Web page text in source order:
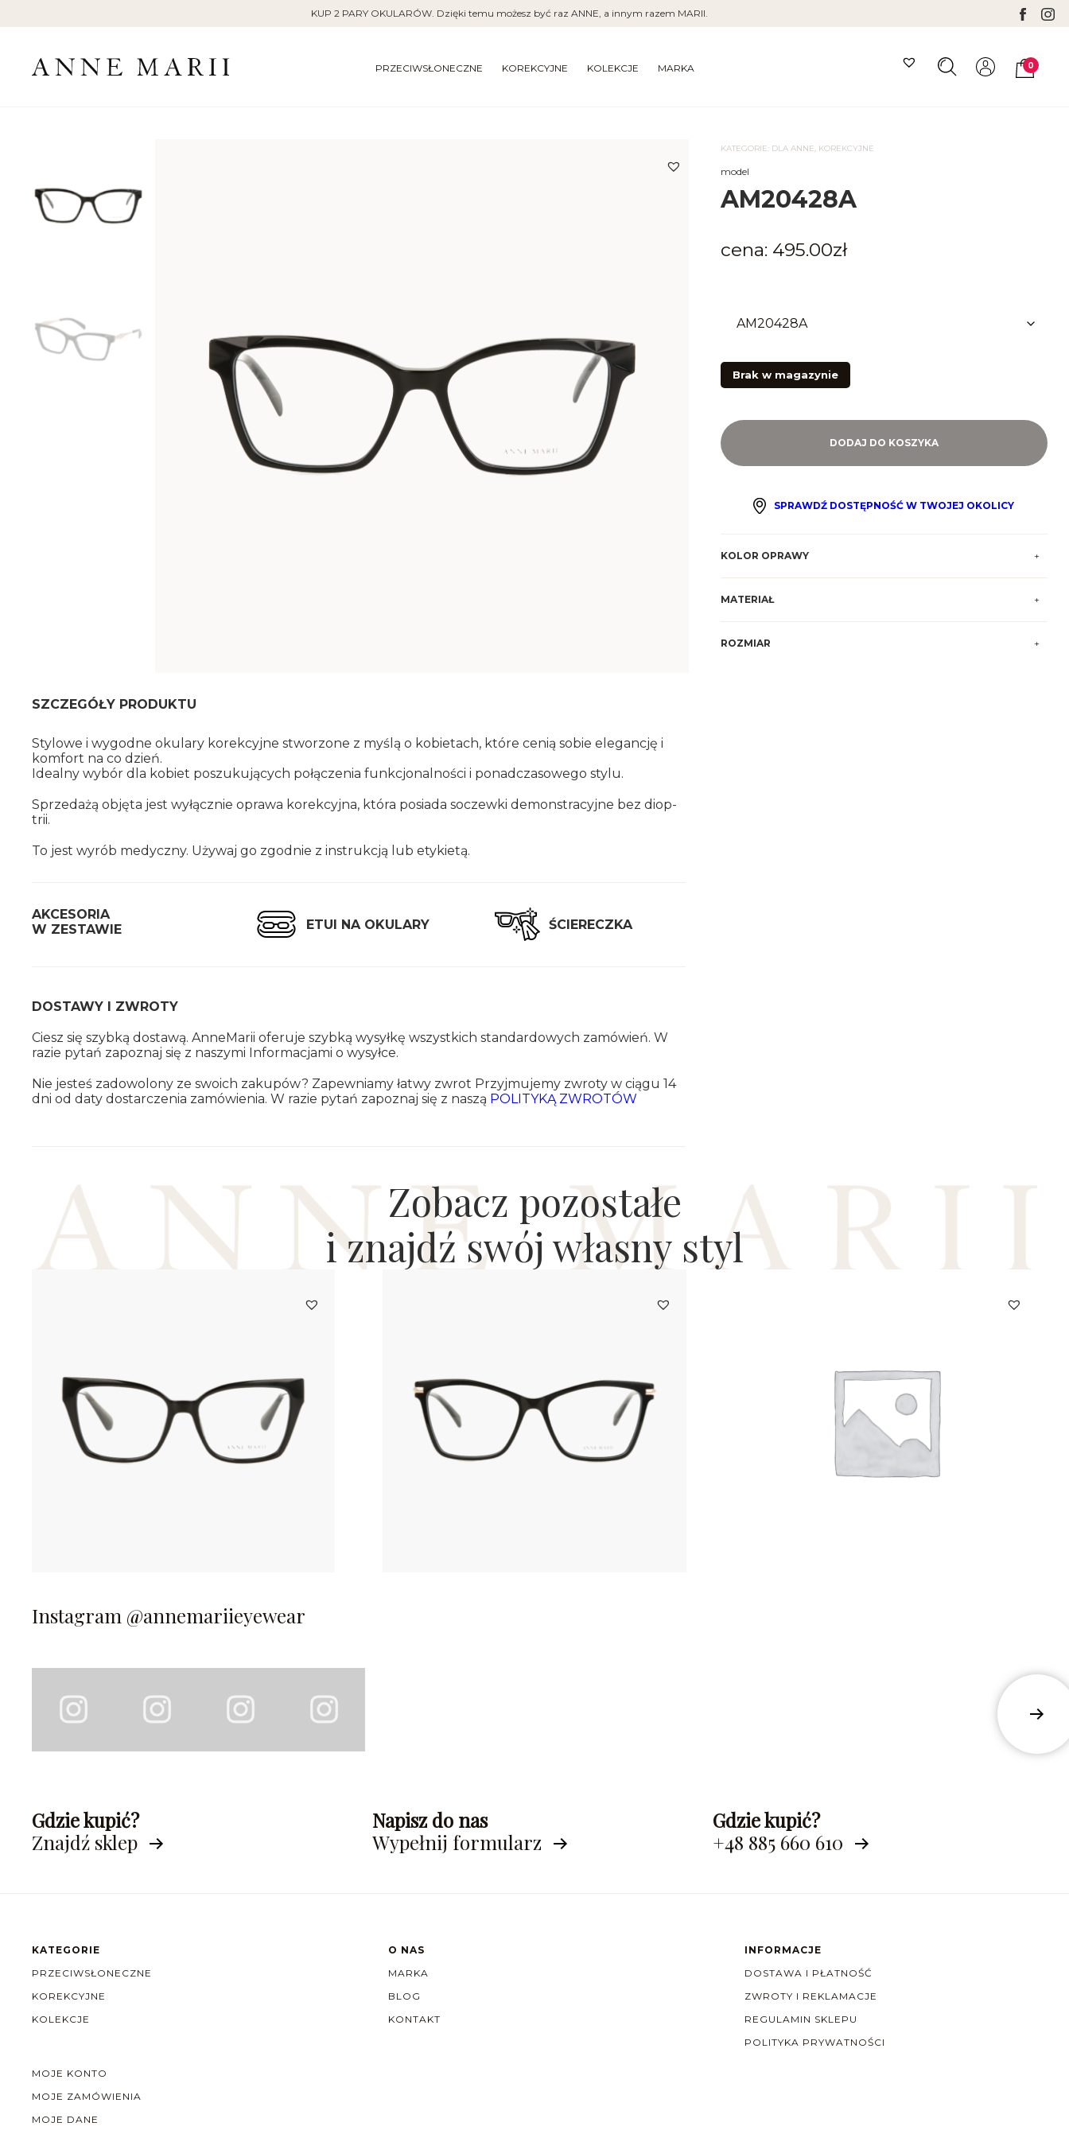
KUP 2 PARY OKULARÓW. Dzięki temu możesz być raz ANNE, a innym razem MARII.
|
ANNE
MARII
PRZECIWSŁONECZNE KOREKCYJNE KOLEKCJE MARKA
Search
0
KATEGORIE: DLA ANNE, KOREKCYJNE
model
AM20428A
cena: 495.00zł
Brak w magazynie
DODAJ DO KOSZYKA
SPRAWDŹ DOSTĘPNOŚĆ W TWOJEJ OKOLICY
KOLOR OPRAWY
MATERIAŁ
ROZMIAR
SZCZEGÓŁY PRODUKTU
Sty­lo­we i wy­god­ne oku­la­ry ko­rek­cyj­ne stwo­rzo­ne z myślą o ko­bie­tach, które cenią sobie ele­gan­cję i
kom­fort na co dzień.
Ide­al­ny wybór dla ko­biet po­szu­ku­ją­cych po­łą­cze­nia funk­cjo­nal­no­ści i po­nad­cza­so­we­go stylu.
Sprze­da­żą ob­ję­ta jest wy­łącz­nie opra­wa ko­rek­cyj­na, która po­sia­da so­czew­ki de­mon­stra­cyj­ne bez diop­
trii.
To jest wyrób me­dycz­ny. Uży­waj go zgod­nie z in­struk­cją lub ety­kie­tą.
AK­CE­SO­RIA
W ZE­STA­WIE
ETUI NA OKU­LA­RY ŚCIE­RECZ­KA
DO­STA­WY I ZWRO­TY
Ciesz się szyb­ką do­sta­wą. An­ne­Ma­rii ofe­ru­je szyb­ką wy­sył­kę wszyst­kich stan­dar­do­wych za­mó­wień. W
razie pytań za­po­znaj się z na­szy­mi In­for­ma­cja­mi o wy­sył­ce.
Nie je­steś za­do­wo­lo­ny ze swo­ich za­ku­pów? Za­pew­nia­my łatwy zwrot Przyj­mu­je­my zwro­ty w ciągu 14
dni od daty do­star­cze­nia za­mó­wie­nia. W razie pytań za­po­znaj się z naszą PO­LI­TY­KĄ ZWRO­TÓW
Zobacz pozostałe
i znajdź swój własny styl
AM20430
469.00zł
Instagram @annemariieyewear
Gdzie kupić?
Znajdź sklep
Napisz do nas
Wypełnij formularz
Gdzie kupić?
+48 885 660 610
KATEGORIE
PRZECIWSŁONECZNE
KOREKCYJNE
KOLEKCJE
O NAS
MARKA
BLOG
KONTAKT
INFORMACJE
DOSTAWA I PŁATNOŚĆ
ZWROTY I REKLAMACJE
REGULAMIN SKLEPU
POLITYKA PRYWATNOŚCI
MOJE KONTO
MOJE ZAMÓWIENIA
MOJE DANE